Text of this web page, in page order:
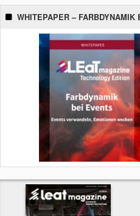
WHITEPAPER – FARBDYNAMIK